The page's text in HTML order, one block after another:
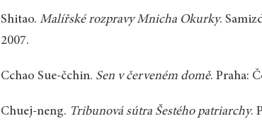
Shitao.Malířské rozpravy Mnicha Okurky.
2007.
Cchao Sue-čchin. Sen v červeném domě. Praha:
Chuej-neng. Tribunová sútra Šestého patriarchy.